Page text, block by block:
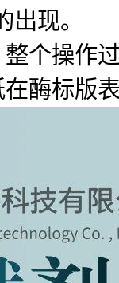
现。
个操作
酶标版